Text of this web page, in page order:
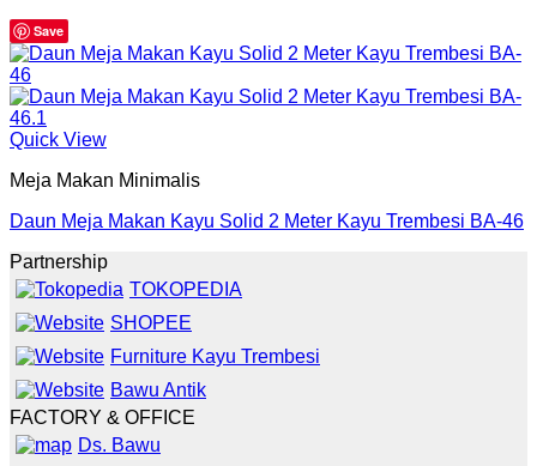
Save
Quick View
Meja Makan Minimalis
Daun Meja Makan Kayu Solid 2 Meter Kayu Trembesi BA-46
Partnership
TOKOPEDIA
SHOPEE
Furniture Kayu Trembesi
Bawu Antik
FACTORY & OFFICE
Ds. Bawu